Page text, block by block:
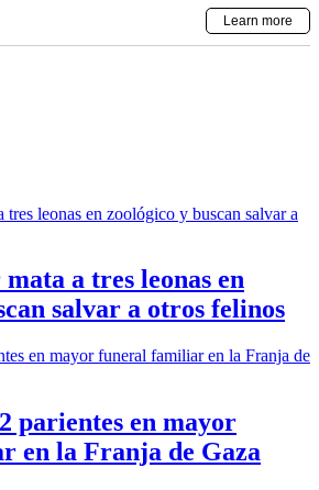
a tres leonas en
salvar a otros felinos
parientes en mayor
en la Franja de Gaza